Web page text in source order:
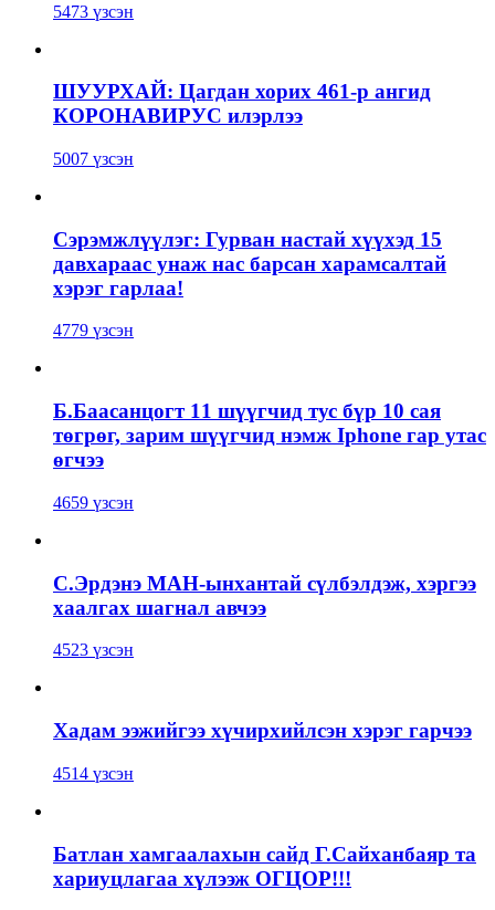
5473 үзсэн
ШУУРХАЙ: Цагдан хорих 461-р ангид
КОРОНАВИРУС илэрлээ
5007 үзсэн
Сэрэмжлүүлэг: Гурван настай хүүхэд 15
давхараас унаж нас барсан харамсалтай
хэрэг гарлаа!
4779 үзсэн
Б.Баасанцогт 11 шүүгчид тус бүр 10 сая
төгрөг, зарим шүүгчид нэмж Iphone гар утас
өгчээ
4659 үзсэн
С.Эрдэнэ МАН-ынхантай сүлбэлдэж, хэргээ
хаалгах шагнал авчээ
4523 үзсэн
Хадам ээжийгээ хүчирхийлсэн хэрэг гарчээ
4514 үзсэн
Батлан хамгаалахын сайд Г.Сайханбаяр та
хариуцлагаа хүлээж ОГЦОР!!!